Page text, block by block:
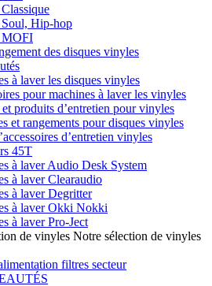
Hip-hop
MOFI
des disques vinyles
à laver les disques vinyles
pour machines à laver les vinyles
et produits d’entretien pour vinyles
et rangements pour disques vinyles
d’entretien vinyles
45T
à laver Audio Desk System
à laver Clearaudio
à laver Degritter
à laver Okki Nokki
à laver Pro-Ject
Notre sélection de vinyles
filtres secteur